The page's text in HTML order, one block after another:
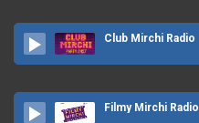
Club Mirchi Radio
Filmy Mirchi Radio